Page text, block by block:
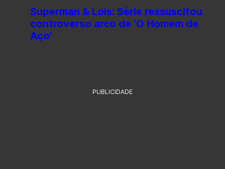
Superman & Lois: Série ressuscitou
controverso arco de ‘O Homem de
Aço’
PUBLICIDADE